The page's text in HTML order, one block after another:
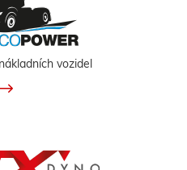
vozidel